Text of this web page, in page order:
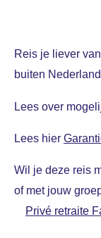
Reis je liever
buiten
Lees over
Lees hier
Wil je deze reis
of met
Privé retraite